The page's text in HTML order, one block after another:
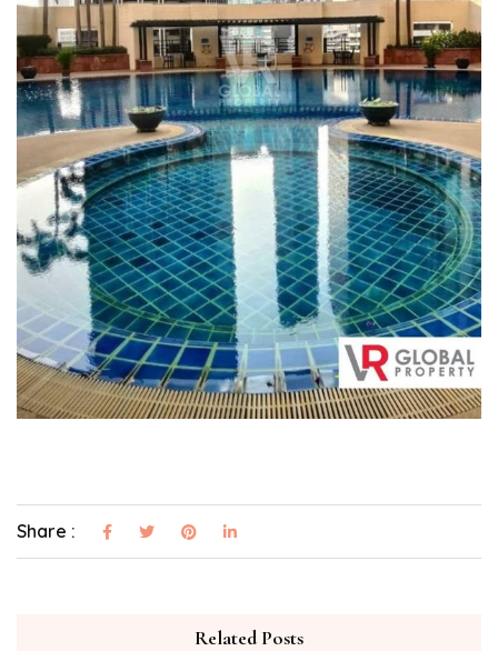
Share :
Related Posts